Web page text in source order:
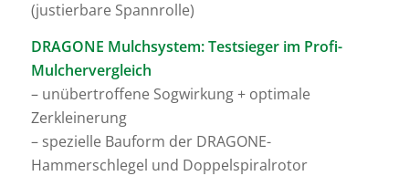
(justierbare Spannrolle)
DRAGONE Mulchsystem: Testsieger im Profi-
Mulchervergleich
– unübertroffene Sogwirkung + optimale
Zerkleinerung
– spezielle Bauform der DRAGONE-
Hammerschlegel und Doppelspiralrotor